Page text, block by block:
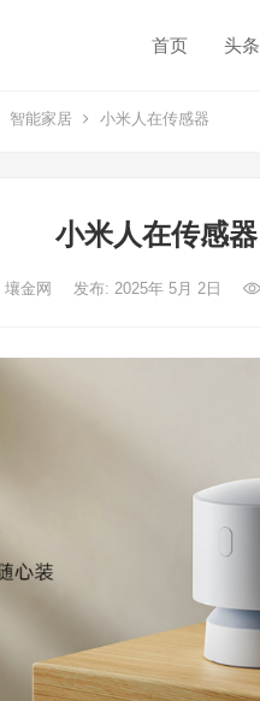
首页 头条
智能家居 小米人在传感器
小米人在传感器
壤金网 发布: 2025年 5月 2日